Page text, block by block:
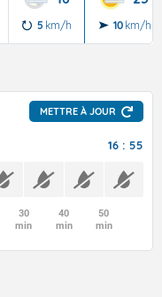
5 km/h 10 km/h
METTRE À JOUR
16 : 55
30
min
40
min
50
min